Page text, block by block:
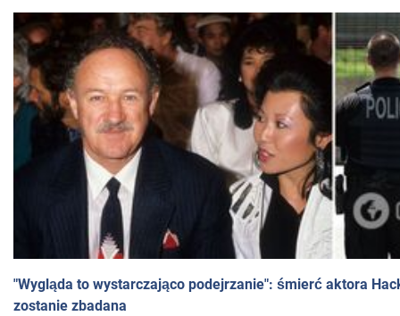
"Wygląda to wystarczająco podejrzanie": śmierć aktora
zostanie zbadana